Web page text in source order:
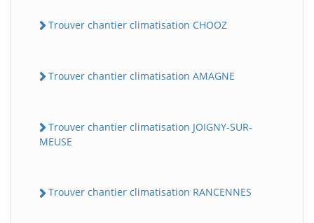
Trouver chantier climatisation CHOOZ
Trouver chantier climatisation AMAGNE
Trouver chantier climatisation JOIGNY-SUR-
MEUSE
Trouver chantier climatisation RANCENNES